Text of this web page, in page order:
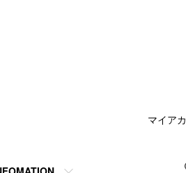
マイア